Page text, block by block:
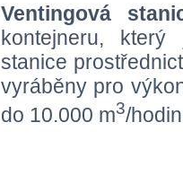
Ventingová
kontejneru,
stanice
vyráběny pro
do 10.000 m3/